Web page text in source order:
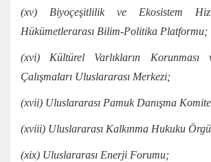
(xv) Biyoçeşitlilik ve Ekosistem
Hükümetlerarası Bilim-Politika Platformu;
(xvi) Kültürel Varlıkların Korunması
Çalışmaları Uluslararası Merkezi;
(xvii) Uluslararası Pamuk Danışma
(xviii) Uluslararası Kalkınma Hukuku
(xix) Uluslararası Enerji Forumu;